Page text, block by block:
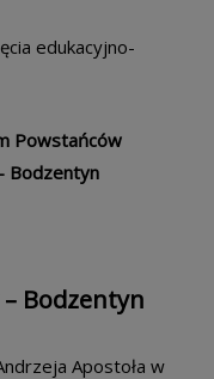
edukacyjno-
Powstańców
Bodzentyn
Bodzentyn
Apostoła w